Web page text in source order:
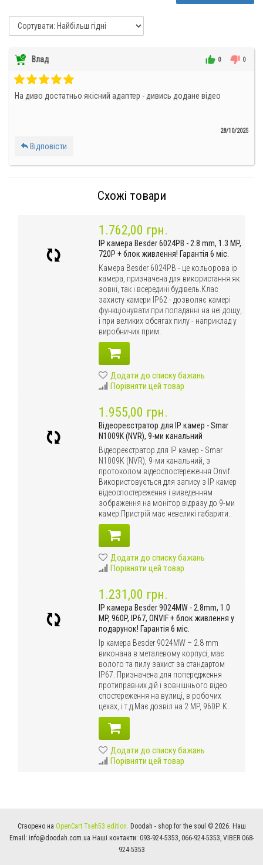
Влад 0 0
На диво достатньо якісний адаптер - дивись додане відео
28/10/2025
Відповісти
Схожі товари
1.762,00 грн.
IP камера Besder 6024PB - 2.8 mm, 1.3 MP,
720P + блок живлення! Гарантія 6 міс.
Камера Besder 6024PB - це кольорова ip
камера, призначена для використання як
зовні, так і всередині будівель.Клас
захисту камери IP62 - дозволяє камері
функціонувати при попаданні на неї дощу,
і при великих обсягах пилу - наприклад у
виробничих прим..
Додати до списку бажань
Порівняти цей товар
1.955,00 грн.
Відеореєстратор для IP камер - Smar
N1009K (NVR), 9-ми канальний
Відеореєстратор для IP камер - Smar
N1009K (NVR), 9-ми канальний, з
протоколом відеоспостереження Onvif.
Використовується для запису з IP камер
відеоспостереження і виведенням
зображення на монітор відразу до 9-ми
камер.Пристрій має невеликі габарити..
Додати до списку бажань
Порівняти цей товар
1.231,00 грн.
IP камера Besder 9024MW - 2.8mm, 1.0
MP, 960P, IP67, ONVIF + блок живлення у
подарунок! Гарантія 6 міс.
Ip камера Besder 9024MW – 2.8 mm
виконана в металевому корпусі, має
волого та пилу захист за стандартом
IP67. Призначена для попередження
протиправних дій і зовнішнього відео
спостереження на вулиці, в робочих
цехах, і т.д.Має дозвіл на 2 MP, 960P. К..
Додати до списку бажань
Порівняти цей товар
Створено на OpenCart Tseh53 edition. Doodah - shop for the soul © 2026. Наш
Email: info@doodah.com.ua Наші контакти: 093-924-5353, 066-924-5353, VIBER 068-
924-5353